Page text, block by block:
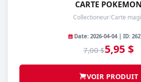
CARTE POKEMON
Collectioneur/Carte
Date: 2026-04-04 | ID:
7,00 $5,95 $
VOIR PRODUIT